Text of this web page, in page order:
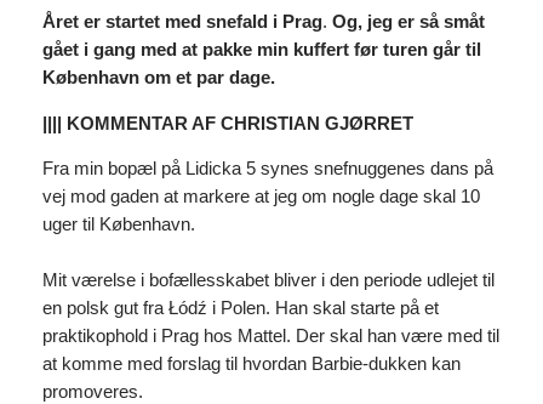
Året er startet med snefald i Prag. Og, jeg er så småt
gået i gang med at pakke min kuffert før turen går til
København om et par dage.
|||| KOMMENTAR AF CHRISTIAN GJØRRET
Fra min bopæl på Lidicka 5 synes snefnuggenes dans på
vej mod gaden at markere at jeg om nogle dage skal 10
uger til København.
Mit værelse i bofællesskabet bliver i den periode udlejet til
en polsk gut fra Łódź i Polen. Han skal starte på et
praktikophold i Prag hos Mattel. Der skal han være med til
at komme med forslag til hvordan Barbie-dukken kan
promoveres.